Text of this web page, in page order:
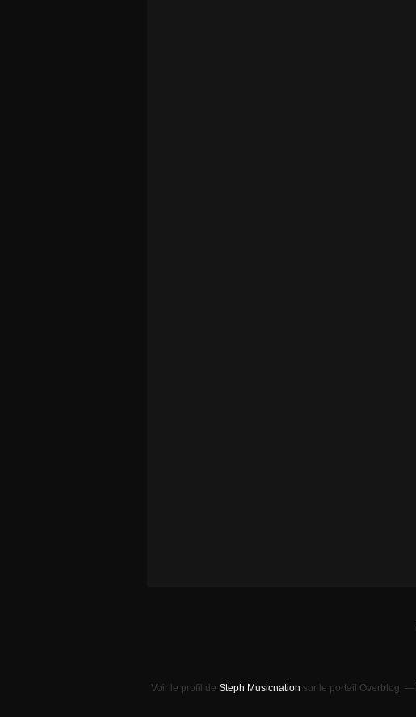
Voir le profil de Steph Musicnation sur le portail Overblog